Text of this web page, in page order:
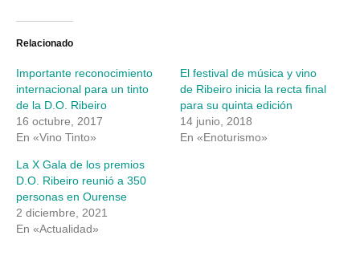
Twitter
abre
ventana
nueva)
ventana
nueva)
Relacionado
Importante reconocimiento
internacional para un tinto
de la D.O. Ribeiro
16 octubre, 2017
En «Vino Tinto»
El festival de música y vino
de Ribeiro inicia la recta final
para su quinta edición
14 junio, 2018
En «Enoturismo»
La X Gala de los premios
D.O. Ribeiro reunió a 350
personas en Ourense
2 diciembre, 2021
En «Actualidad»